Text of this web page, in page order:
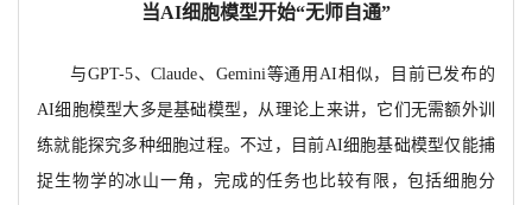
当AI细胞模型开始“无师自通”
与GPT-5、Claude、Gemini等通用AI相似，目前已发布的
AI细胞模型大多是基础模型，从理论上来讲，它们无需额外训
练就能探究多种细胞过程。不过，目前AI细胞基础模型仅能捕
捉生物学的冰山一角，完成的任务也比较有限，包括细胞分